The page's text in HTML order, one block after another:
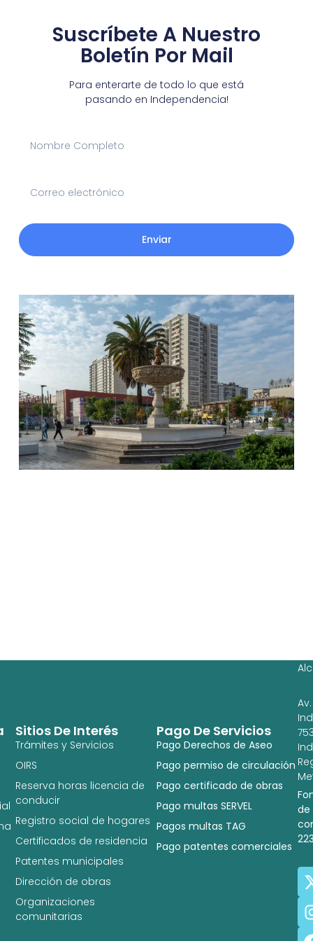
Suscríbete A Nuestro
Boletín Por Mail
Para enterarte de todo lo que está
pasando en Independencia!
Enviar
Pago De Servicios
Pago Derechos de Aseo
Pago permiso de circulación
Pago certificado de obras
Pago multas SERVEL
Pagos multas TAG
Pago patentes comerciales
Sitios De Interés
Trámites y Servicios
OIRS
Reserva horas licencia de
conducir
Registro social de hogares
Certificados de residencia
Patentes municipales
Dirección de obras
Organizaciones
comunitarias
Av.
de